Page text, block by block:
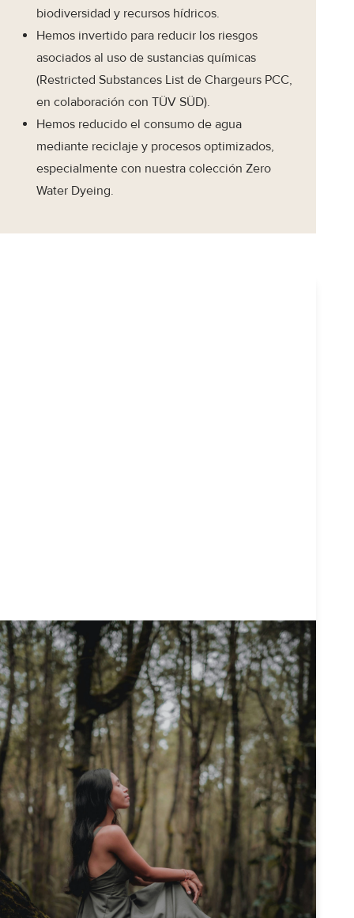
biodiversidad y recursos hídricos.
Hemos invertido para reducir los riesgos
asociados al uso de sustancias químicas
(Restricted Substances List de Chargeurs PCC,
en colaboración con TÜV SÜD).
Hemos reducido el consumo de agua
mediante reciclaje y procesos optimizados,
especialmente con nuestra colección Zero
Water Dyeing.